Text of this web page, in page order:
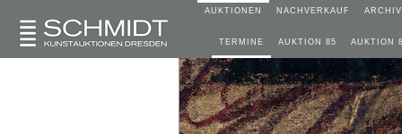
AUKTIONEN NACHVERKAUF ARCHIV
TERMINE AUKTION 85 AUKTION